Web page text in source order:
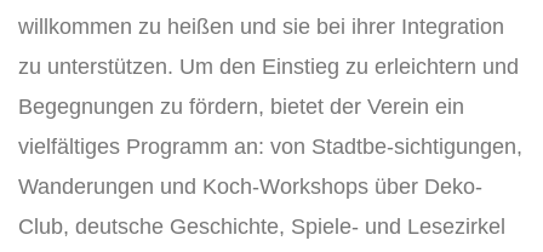
willkommen zu heißen und sie bei ihrer Integration
zu unterstützen. Um den Einstieg zu erleichtern und
Begegnungen zu fördern, bietet der Verein ein
vielfältiges Programm an: von Stadtbe-sichtigungen,
Wanderungen und Koch-Workshops über Deko-
Club, deutsche Geschichte, Spiele- und Lesezirkel